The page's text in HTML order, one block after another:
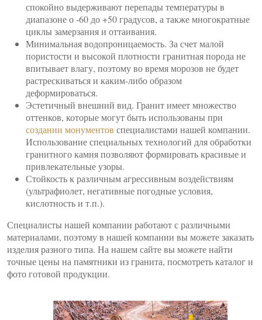
спокойно выдерживают перепады температуры в
диапазоне о -60 до +50 градусов, а также многократные
циклы замерзания и оттаивания.
Минимальная водопроницаемость. За счет малой
пористости и высокой плотности гранитная порода не
впитывает влагу, поэтому во время морозов не будет
растрескиваться и каким-либо образом
деформироваться.
Эстетичный внешний вид. Гранит имеет множество
оттенков, которые могут быть использованы при
создании монументов специалистами нашей компании.
Использование специальных технологий для обработки
гранитного камня позволяют формировать красивые и
привлекательные узоры.
Стойкость к различным агрессивным воздействиям
(ультрафиолет, негативные погодные условия,
кислотность и т.п.).
Специалисты нашей компании работают с различными
материалами, поэтому в нашей компании вы можете заказать
изделия разного типа. На нашем сайте вы можете найти
точные цены на памятники из гранита, посмотреть каталог и
фото готовой продукции.